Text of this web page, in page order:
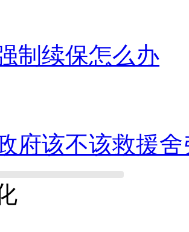
制续保怎么办
府该不该救援舍